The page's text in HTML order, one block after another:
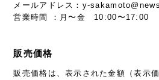
メールアドレス： y-
営業時間 ：月〜金 10:00〜17:00
販売価格
販売価格は、表示された金額（表示